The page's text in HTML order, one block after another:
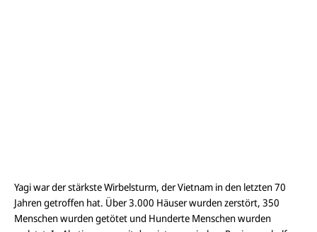
Yagi war der stärkste Wirbelsturm, der Vietnam in den letzten 70
Jahren getroffen hat. Über 3.000 Häuser wurden zerstört, 350
Menschen wurden getötet und Hunderte Menschen wurden